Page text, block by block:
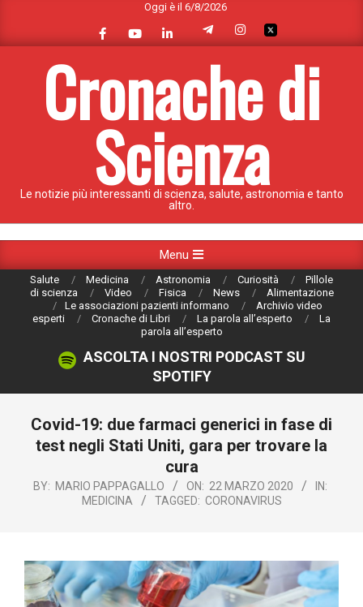
content
Oggi è il 6/8/2026
Cronache di
Scienza
Le notizie più interessanti di scienza, salute, astronomia e tanto
altro.
Navigation
Menu
Salute Medicina Astronomia Curiosità
Pillole
di scienza
Video Fisica News
Alimentazione
Le associazioni pazienti informano
Archivio video
esperti
Cronache di Libri La parola all’esperto
La
parola all’esperto
ASCOLTA I NOSTRI PODCAST SU
SPOTIFY
Covid-19: due farmaci generici in fase di
test negli Stati Uniti, gara per trovare la
cura
BY: MARIO PAPPAGALLO ON: 22 MARZO 2020
IN:
MEDICINA
TAGGED: CORONAVIRUS